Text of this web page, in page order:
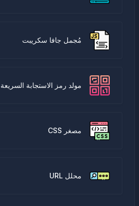
مُجمل جافا سكريبت
مولد رمز الاستجابة السريعة
مصغر CSS
محلل URL